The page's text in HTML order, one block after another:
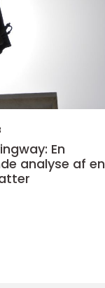
En
analyse af en